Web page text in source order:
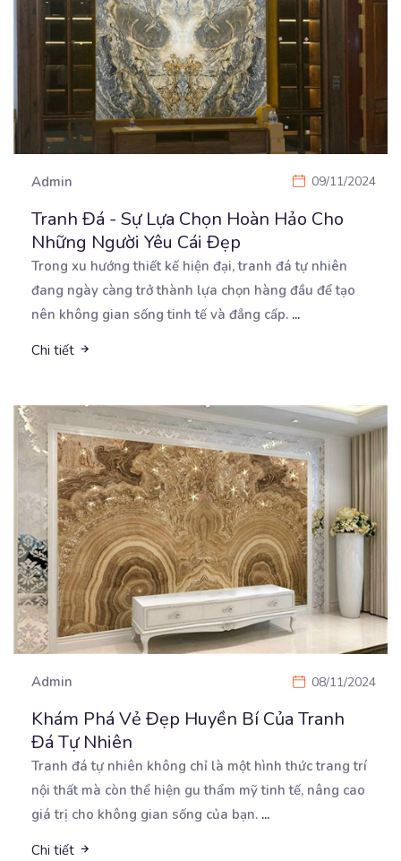
Admin 09/11/2024
Tranh Đá - Sự Lựa Chọn Hoàn Hảo Cho
Những Người Yêu Cái Đẹp
Trong xu hướng thiết kế hiện đại, tranh đá tự nhiên
đang ngày càng trở thành lựa chọn hàng đầu để tạo
nên không gian sống tinh tế và đẳng cấp. ...
Chi tiết
Admin 08/11/2024
Khám Phá Vẻ Đẹp Huyền Bí Của Tranh
Đá Tự Nhiên
Tranh đá tự nhiên không chỉ là một hình thức trang trí
nội thất mà còn thể hiện gu thẩm mỹ tinh tế, nâng cao
giá trị cho không gian sống của bạn. ...
Chi tiết